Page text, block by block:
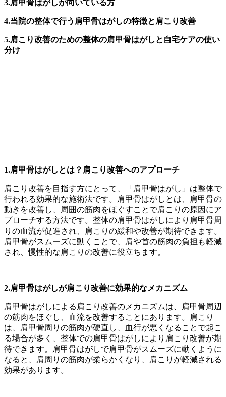
3.肩甲骨はがしが向いている方
4.当院の整体で行う肩甲骨はがしの特徴と肩こり改善
5.肩こり改善のための整体の肩甲骨はがしと自宅ケアの使い
分け
1.肩甲骨はがしとは？肩こり改善へのアプローチ
肩こり改善を目指す方にとって、「肩甲骨はがし」は整体で
行われる効果的な施術法です。肩甲骨はがしとは、肩甲骨の
動きを改善し、周囲の筋肉をほぐすことで肩こりの原因にア
プローチする方法です。整体の肩甲骨はがしにより肩甲骨周
りの血流が促進され、肩こりの緩和や改善が期待できます。
肩甲骨がスムーズに動くことで、肩や首の筋肉の負担も軽減
され、慢性的な肩こりの改善に役立ちます。
2.肩甲骨はがしが肩こり改善に効果的なメカニズム
肩甲骨はがしによる肩こり改善のメカニズムは、肩甲骨周辺
の筋肉をほぐし、血流を改善することにあります。肩こり
は、肩甲骨周りの筋肉が硬直し、血行が悪くなることで起こ
る場合が多く、整体での肩甲骨はがしにより肩こり改善が期
待できます。肩甲骨はがしで肩甲骨がスムーズに動くように
なると、肩周りの筋肉が柔らかくなり、肩こりが軽減される
効果があります。